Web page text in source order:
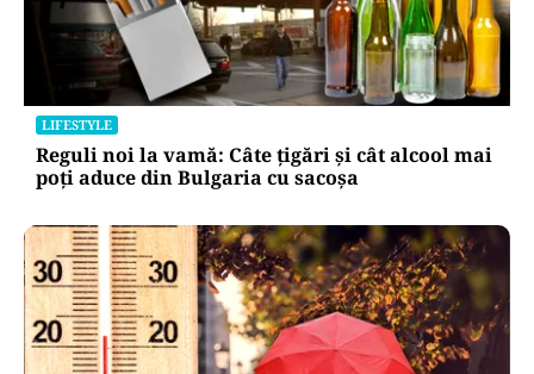
LIFESTYLE
Reguli noi la vamă: Câte țigări și cât alcool mai
poți aduce din Bulgaria cu sacoșa